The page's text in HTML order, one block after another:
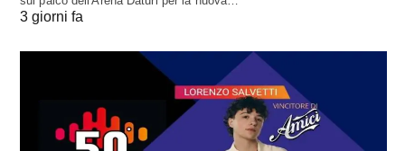
3 giorni fa